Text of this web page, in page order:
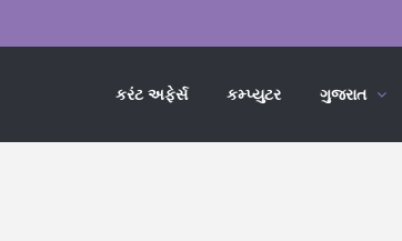
કરંટ અફેર્સ કમ્પ્યુટર ગુજરાત